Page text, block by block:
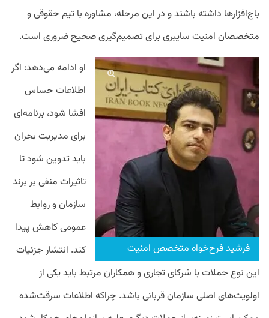
باج‌افزارها داشته باشند و در این مرحله، مشاوره با تیم حقوقی و
متخصصان امنیت سایبری برای تصمیم‌گیری صحیح ضروری است.
فرشید فرح‌خواه متخصص امنیت
او ادامه می‌دهد: اگر
اطلاعات حساس
افشا شود، برنامه‌ای
برای مدیریت بحران
باید تدوین شود تا
تاثیرات منفی بر برند
سازمان و روابط
عمومی کاهش پیدا
کند. انتشار جزئیات
این نوع حملات با شرکای تجاری و همکاران مرتبط باید یکی از
اولویت‌های اصلی سازمان قربانی باشد. چراکه اطلاعات سرقت‌شده